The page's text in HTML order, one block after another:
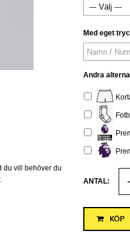
du vill behöver du
Med eget
Andra
ANTAL:
KÖP